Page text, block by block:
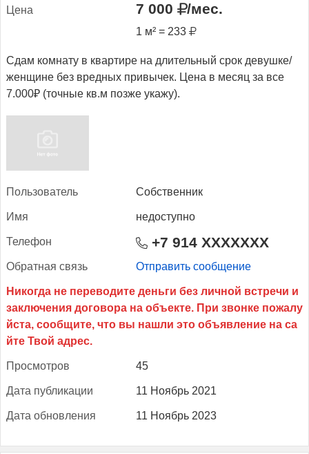
Це­на 7 000 /мес.
1 м² = 233
Сдам комнату в квартире на длительный срок девушке/
женщине без вредных привычек. Цена в месяц за все
7.000₽ (точные кв.м позже укажу).
Поль­зо­ватель Собственник
Имя недоступно
Те­лефон +7 914 XXXXXXX
Об­ратная связь Отправить сообщение
Прос­мотров 45
Да­та пуб­ли­кации 11 Ноябрь 2021
Да­та об­новле­ния 11 Ноябрь 2023